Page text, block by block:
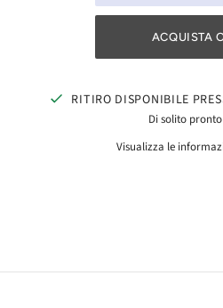
ACQUISTA
RITIRO DISPONIBILE
Di solito
Visualizza le